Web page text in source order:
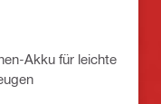
Akku für leichte